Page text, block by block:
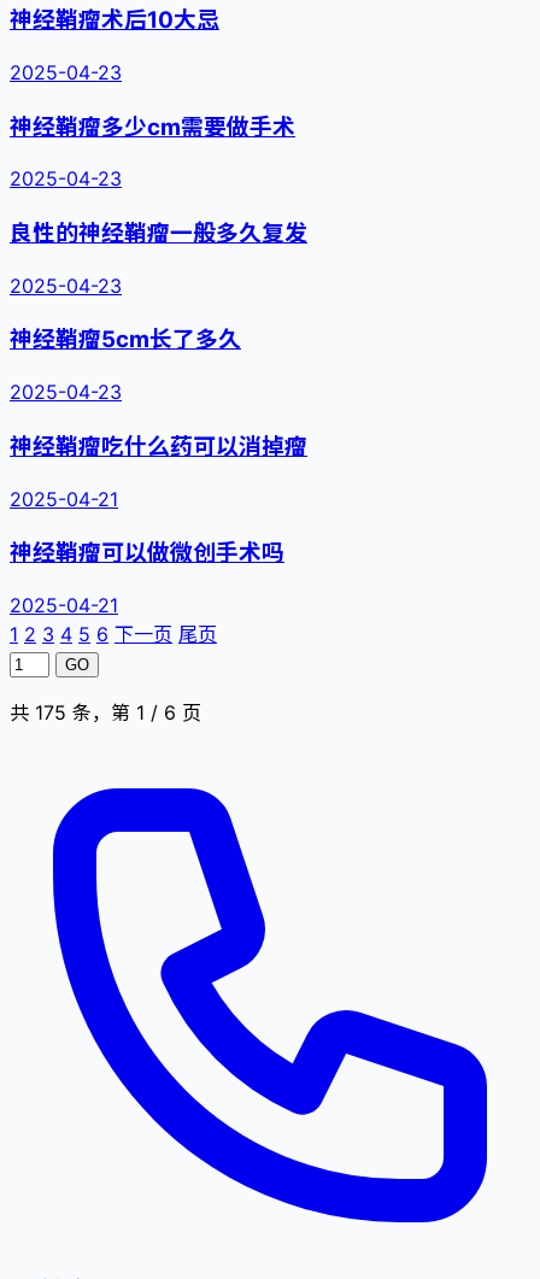
神经鞘瘤术后10大忌
2025-04-23
神经鞘瘤多少cm需要做手术
2025-04-23
良性的神经鞘瘤一般多久复发
2025-04-23
神经鞘瘤5cm长了多久
2025-04-23
神经鞘瘤吃什么药可以消掉瘤
2025-04-21
神经鞘瘤可以做微创手术吗
2025-04-21
1 2 3 4 5 6 下一页 尾页
GO
共 175 条，第 1 / 6 页